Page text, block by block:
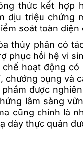
thức kết hợp
dịu triệu chứng
soát toàn
thủy phân có
phục hồi hệ vi
hoạt động
chướng bụng và
phẩm được
lâm sàng
cũng chính là
dày thực quản